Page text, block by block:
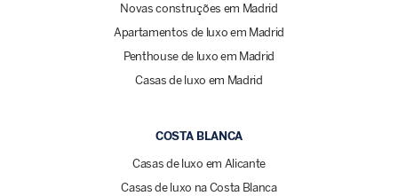
Novas construções em Madrid
Apartamentos de luxo em Madrid
Penthouse de luxo em Madrid
Casas de luxo em Madrid
COSTA BLANCA
Casas de luxo em Alicante
Casas de luxo na Costa Blanca